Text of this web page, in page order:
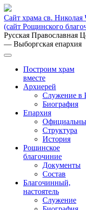
Сайт храма св. Николая
(сайт Рощинского
Русская Православная
— Выборгская епархия
Построим храм
вместе
Архиерей
Служение в
Биография
Епархия
Структура
История
Рощинское
благочиние
Документы
Состав
Благочинный,
настоятель
Служение